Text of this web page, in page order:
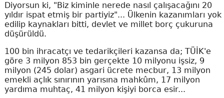
Diyorsun ki, "Biz kiminle nerede nasıl çalışacağını 20
yıldır ispat etmiş bir partiyiz"... Ülkenin kazanımları yok
edilip kaynakları bitti, devlet ve millet borç çukuruna
düşürüldü.
100 bin ihracatçı ve tedarikçileri kazansa da; TÜİK'e
göre 3 milyon 853 bin gerçekte 10 milyonu işsiz, 9
milyon (245 dolar) asgari ücrete mecbur, 13 milyon
emekli açlık sınırının yarısına mahkûm, 17 milyon
yardıma muhtaç, 41 milyon kişiyi borca esir...